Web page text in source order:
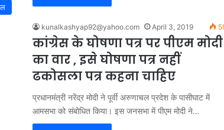
kunalkashyap92@yahoo.com April 3, 2019
कांग्रेस के घोषणा पत्र पर पीएम मोदी
का वार , इसे घोषणा पत्र नहीं
ढकोसला पत्र कहना चाहिए
प्रधानमंत्री नरेंद्र मोदी ने पूर्वी अरुणाचल प्रदेश के पासीघाट में
आमसभा को संबोधित किया। इस जनसभा में पीएम मोदी ने…